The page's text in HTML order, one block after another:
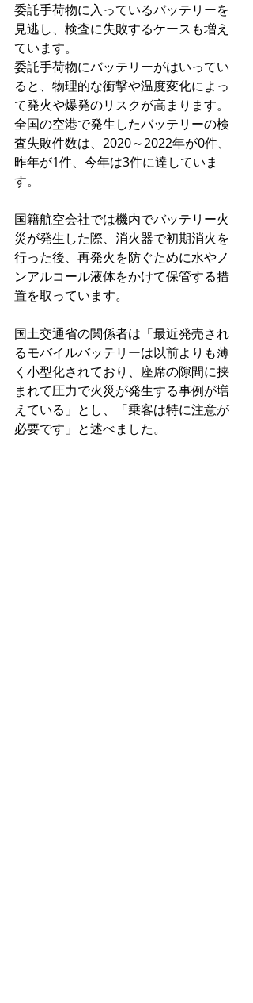
委託手荷物に入っているバッテリーを
見逃し、検査に失敗するケースも増え
ています。
委託手荷物にバッテリーがはいってい
ると、物理的な衝撃や温度変化によっ
て発火や爆発のリスクが高まります。
全国の空港で発生したバッテリーの検
査失敗件数は、2020～2022年が0件、
昨年が1件、今年は3件に達していま
す。
国籍航空会社では機内でバッテリー火
災が発生した際、消火器で初期消火を
行った後、再発火を防ぐために水やノ
ンアルコール液体をかけて保管する措
置を取っています。
国土交通省の関係者は「最近発売され
るモバイルバッテリーは以前よりも薄
く小型化されており、座席の隙間に挟
まれて圧力で火災が発生する事例が増
えている」とし、「乗客は特に注意が
必要です」と述べました。